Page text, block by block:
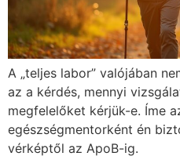
A „teljes labor” valójában
az a kérdés, mennyi
megfelelőket kérjük-e. Íme
egészségmentorként én
vérképtől az ApoB-ig.